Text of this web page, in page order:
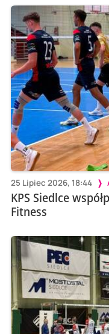
25 Lipiec 2026, 18:44
KPS Siedlce
Fitness